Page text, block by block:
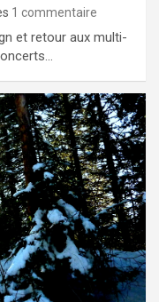
1 commentaire
et retour aux multi-